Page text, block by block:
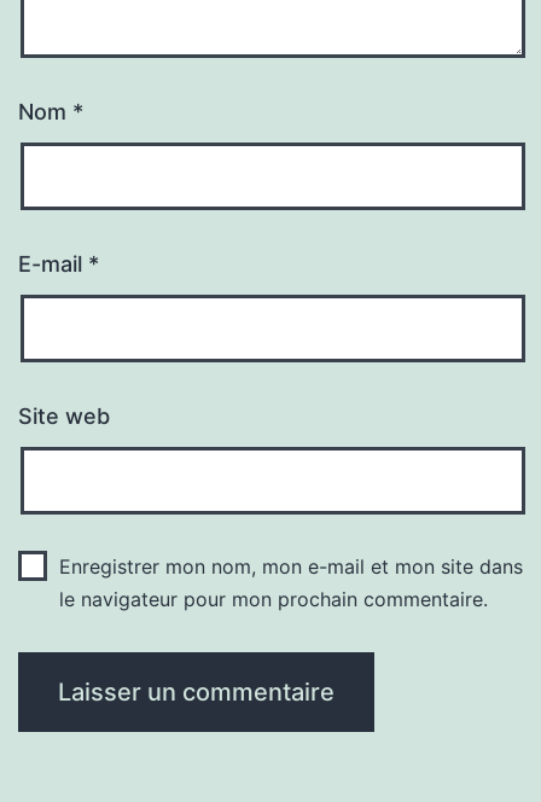
Nom *
E-mail *
Site web
Enregistrer mon nom, mon e-mail et mon site dans
le navigateur pour mon prochain commentaire.